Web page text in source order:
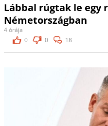
Lábbal rúgtak le egy
Németországban
4 órája
0
0 18